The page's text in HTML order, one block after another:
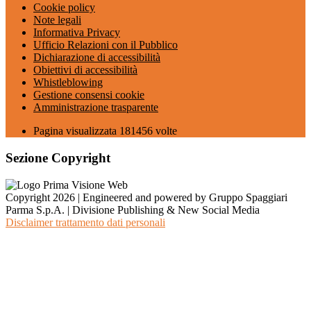
Cookie policy
Note legali
Informativa Privacy
Ufficio Relazioni con il Pubblico
Dichiarazione di accessibilità
Obiettivi di accessibilità
Whistleblowing
Gestione consensi cookie
Amministrazione trasparente
Pagina visualizzata 181456 volte
Sezione Copyright
Copyright 2026 | Engineered and powered by Gruppo Spaggiari
Parma S.p.A. | Divisione Publishing & New Social Media
Disclaimer trattamento dati personali